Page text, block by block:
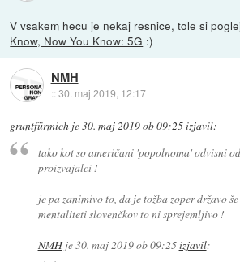
V vsakem hecu je nekaj resnice, tole si
Know, Now You Know: 5G :)
NMH
::30. maj 2019, 12:17
gruntfürmich je30. maj 2019 ob 09:25izjavil:
tako kot so američani 'popolnoma' odvisni
proizvajalci !
je pa zanimivo to, da je tožba zoper državo
mentaliteti slovenčkov to ni sprejemljivo !
NMHje30. maj 2019 ob 09:25izjavil: